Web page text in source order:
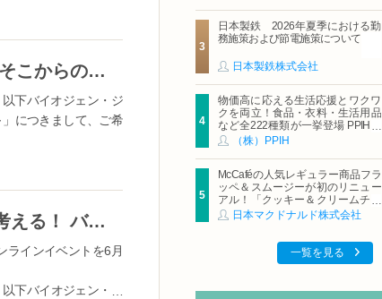
バイオジェン、多発性硬化症（MS）をテーマにした長編映画 「そこからの光～未来の私から私へ～」 いつでもオンライン視聴が可能に
下バイオジェン・ジ
につきまして、ご希
多発性硬化症（MS）と歩む方々の「よりよい生活」とは何かを考える！ バイオジェン、MS当事者の“想い”を、デザインで見える化する 『多発性硬化症マイバッグ デザインプロジェクト』を開始
ラインイベントを6月
下バイオジェン・ジ
日本製鉄 2026年夏季における勤
務施策および節電施策について
日本製鉄株式会社
物価高に応える生活応援とワクワ
クを両立！食品・衣料・生活用品
など全222種類が一挙登場 PPIHグ
ループ「夏福袋」＆セール 8月6日
（株）PPIH
McCaféの人気レギュラー商品フラ
ッペ＆スムージーが初のリニュー
アル！「クッキー＆クリームチョ
コフラッペ」「マンゴースムージ
日本マクドナルド株式会社
一覧を見る